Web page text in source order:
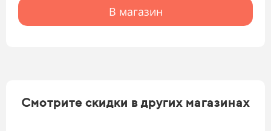
В магазин
Смотрите скидки в других магазинах